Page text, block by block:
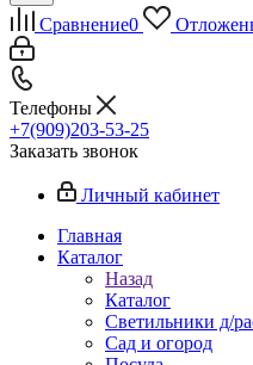
Сравнение0
Телефоны
+7(909)203-53-25
Заказать звонок
Личный кабинет
Главная
Каталог
Назад
Каталог
Светильники д/
Сад и огород